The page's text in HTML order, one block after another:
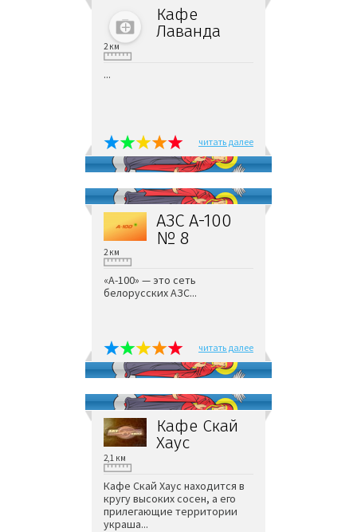
Кафе
Лаванда
2 км
...
читать далее
АЗС А-100
№ 8
2 км
«А-100» — это сеть
белорусских АЗС...
читать далее
Кафе Скай
Хаус
2,1 км
Кафе Скай Хаус находится в
кругу высоких сосен, а его
прилегающие территории
украша...